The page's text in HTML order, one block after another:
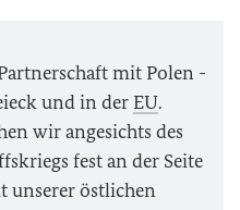
mit Polen -
und in der EU.
wir angesichts des
fest an der Seite
unserer östlichen